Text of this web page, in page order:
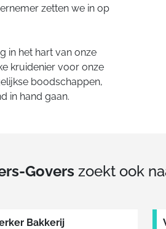
zetten we in op
in het hart van onze
kruidenier voor onze
boodschappen,
in hand gaan.
Govers zoekt ook
Bakkerij